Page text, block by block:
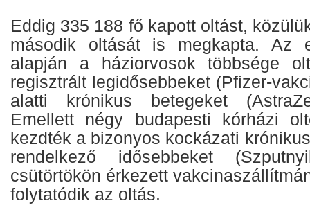
Eddig 335 188 fő kapott oltást,
második oltását is megkapta. Az
alapján a háziorvosok többsége
regisztrált legidősebbeket (Pfizer-
alatti krónikus betegeket
Emellett négy budapesti kórházi
kezdték a bizonyos kockázati
rendelkező idősebbeket
csütörtökön érkezett
folytatódik az oltás.